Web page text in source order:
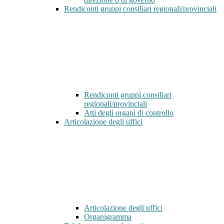
Rendiconti gruppi consiliari regionali/provinciali
Rendiconti gruppi consiliari
regionali/provinciali
Atti degli organi di controllo
Articolazione degli uffici
Articolazione degli uffici
Organigramma